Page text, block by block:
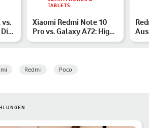
vs.
TABLETS
Xiaomi Redmi Note 10
Pro vs. Galaxy A72: High-
End für die Mittelk…
Redmi Poco